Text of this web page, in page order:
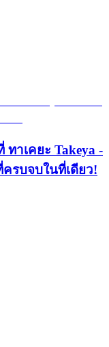
าเคยะ Takeya -
รบจบในที่เดียว!